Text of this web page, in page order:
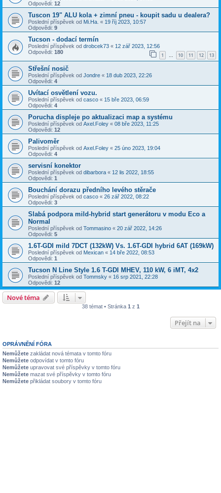
Odpovědi: 12
Tuscon 19" ALU kola + zimní pneu - koupit sadu u dealera?
Poslední příspěvek od Mi.Ha. « 19 říj 2023, 10:57
Odpovědi: 9
Tucson - dodací termín
Poslední příspěvek od drobcek73 « 12 zář 2023, 12:56
Odpovědi: 180 1 … 10 11 12 13
Střešní nosič
Poslední příspěvek od Jondre « 18 dub 2023, 22:26
Odpovědi: 4
Uvítací osvětlení vozu.
Poslední příspěvek od casco « 15 bře 2023, 06:59
Odpovědi: 4
Porucha displeje po aktualizaci map a systému
Poslední příspěvek od Axel.Foley « 08 bře 2023, 11:25
Odpovědi: 12
Palivoměr
Poslední příspěvek od Axel.Foley « 25 úno 2023, 19:04
Odpovědi: 4
servisní konektor
Poslední příspěvek od dibarbora « 12 lis 2022, 18:55
Odpovědi: 1
Bouchání dorazu předního levého stěrače
Poslední příspěvek od casco « 26 zář 2022, 08:22
Odpovědi: 3
Slabá podpora mild-hybrid start generátoru v modu Eco a
Normal
Poslední příspěvek od Tommasino « 20 zář 2022, 14:26
Odpovědi: 5
1.6T-GDI mild 7DCT (132kW) Vs. 1.6T-GDI hybrid 6AT (169kW)
Poslední příspěvek od Mexican « 14 bře 2022, 08:53
Odpovědi: 1
Tucson N Line Style 1.6 T-GDI MHEV, 110 kW, 6 iMT, 4x2
Poslední příspěvek od Tommsky « 16 srp 2021, 22:28
Odpovědi: 12
Nové téma
38 témat • Stránka 1 z 1
Přejít na
OPRÁVNĚNÍ FÓRA
Nemůžete zakládat nová témata v tomto fóru
Nemůžete odpovídat v tomto fóru
Nemůžete upravovat své příspěvky v tomto fóru
Nemůžete mazat své příspěvky v tomto fóru
Nemůžete přikládat soubory v tomto fóru